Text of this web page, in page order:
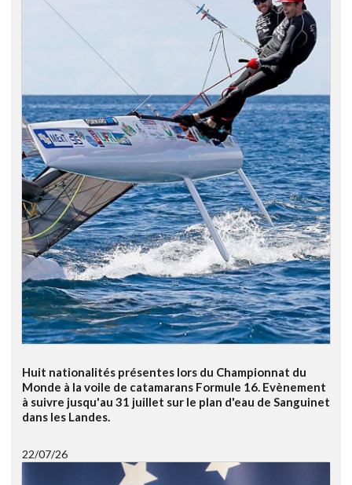
Huit nationalités présentes lors du Championnat du
Monde à la voile de catamarans Formule 16. Evènement
à suivre jusqu'au 31 juillet sur le plan d'eau de Sanguinet
dans les Landes.
22/07/26